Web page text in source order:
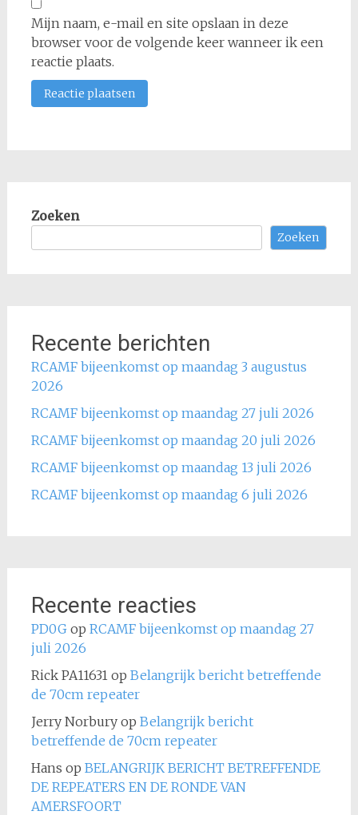
Mijn naam, e-mail en site opslaan in deze
browser voor de volgende keer wanneer ik een
reactie plaats.
Zoeken
Zoeken
Recente berichten
RCAMF bijeenkomst op maandag 3 augustus
2026
RCAMF bijeenkomst op maandag 27 juli 2026
RCAMF bijeenkomst op maandag 20 juli 2026
RCAMF bijeenkomst op maandag 13 juli 2026
RCAMF bijeenkomst op maandag 6 juli 2026
Recente reacties
PD0Gop RCAMF bijeenkomst op maandag 27
juli 2026
Rick PA11631 op Belangrijk bericht betreffende
de 70cm repeater
Jerry Norburyop Belangrijk bericht
betreffende de 70cm repeater
Hans op BELANGRIJK BERICHT BETREFFENDE
DE REPEATERS EN DE RONDE VAN
AMERSFOORT